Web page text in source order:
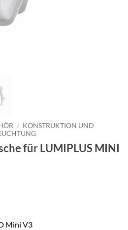
/ KONSTRUKTION UND
für LUMIPLUS MINI
Mini V3